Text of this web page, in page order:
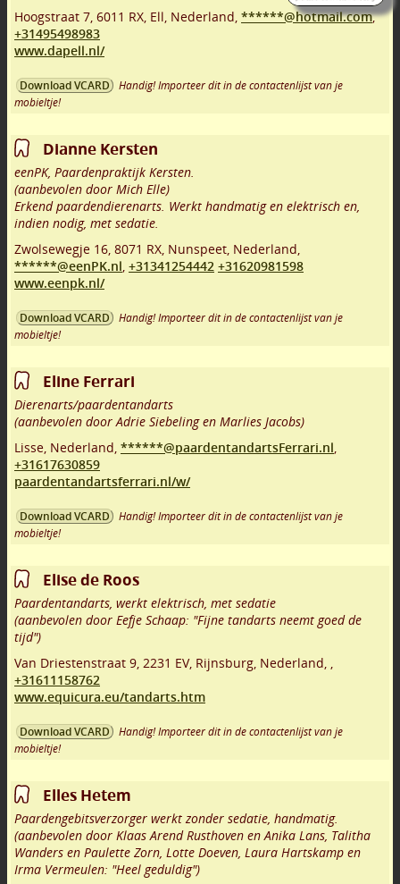
Hoogstraat 7 6011 RX Ell Nederland, ******@hotmail.com,
+31495498983
www.dapell.nl/
Download VCARD
Handig! Importeer dit in de contactenlijst van je
mobieltje!
Dianne Kersten
eenPK, Paardenpraktijk Kersten.
(aanbevolen door Mich Elle)
Erkend paardendierenarts. Werkt handmatig en elektrisch en,
indien nodig, met sedatie.
Zwolsewegje 16 8071 RX Nunspeet Nederland,
******@eenPK.nl +31341254442 +31620981598
www.eenpk.nl/
Download VCARD
Handig! Importeer dit in de contactenlijst van je
mobieltje!
Eline Ferrari
Dierenarts/paardentandarts
(aanbevolen door Adrie Siebeling en Marlies Jacobs)
Lisse Nederland, ******@paardentandartsFerrari.nl
+31617630859
paardentandartsferrari.nl/w/
Download VCARD
Handig! Importeer dit in de contactenlijst van je
mobieltje!
Elise de Roos
Paardentandarts, werkt elektrisch, met sedatie
(aanbevolen door Eefje Schaap: "Fijne tandarts neemt goed de
tijd")
Van Driestenstraat 9 2231 EV, Rijnsburg Nederland,
+31611158762
www.equicura.eu/tandarts.htm
Download VCARD
Handig! Importeer dit in de contactenlijst van je
mobieltje!
Elles Hetem
Paardengebitsverzorger werkt zonder sedatie, handmatig.
(aanbevolen door Klaas Arend Rusthoven en Anika Lans, Talitha
Wanders en Paulette Zorn, Lotte Doeven, Laura Hartskamp en
Irma Vermeulen: "Heel geduldig")